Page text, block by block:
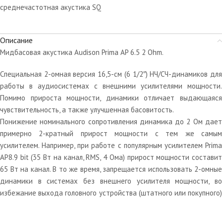
среднечастотная акустика SQ
Описание
Мидбасовая акустика Audison Prima AP 6.5 2 Ohm.
Специальная 2-омная версия 16,5-см (6 1/2″) НЧ/СЧ-динамиков для
работы в аудиосистемах с внешними усилителями мощности.
Помимо прироста мощности, динамики отличает выдающаяся
чувствительность, а также улучшенная басовитость.
Понижение номинального сопротивления динамика до 2 Ом дает
примерно 2-кратный прирост мощности с тем же самым
усилителем. Например, при работе с популярным усилителем Prima
AP8.9 bit (35 Вт на канал, RMS, 4 Ома) прирост мощности составит
65 Вт на канал. В то же время, запрещается использовать 2-омные
динамики в системах без внешнего усилителя мощности, во
избежание выхода головного устройства (штатного или покупного)